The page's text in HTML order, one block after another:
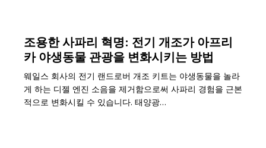
조용한 사파리 혁명: 전기 개조가 아프리
카 야생동물 관광을 변화시키는 방법
웨일스 회사의 전기 랜드로버 개조 키트는 야생동물을 놀라
게 하는 디젤 엔진 소음을 제거함으로써 사파리 경험을 근본
적으로 변화시킬 수 있습니다. 태양광…